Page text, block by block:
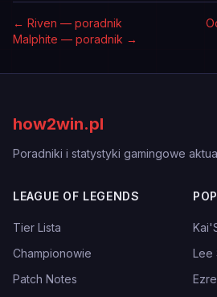
← Riven — poradnik
Malphite — poradnik →
how2win.pl
Poradniki i statystyki gamingowe
LEAGUE OF LEGENDS
Tier Lista
Championowie
Patch Notes
Lee